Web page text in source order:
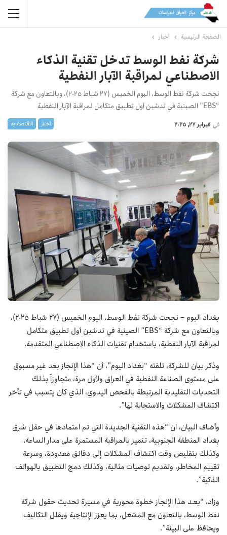
الصفحة الرئيسية أخبار
شركة نفط الوسط تدخل تقنية الذكاء
الاصطناعي لمراقبة الآبار النفطية
نجحت شركة نفط الوسط، اليوم الخميس (27 شباط 2025)، وبالتعاون مع شركة
“EBS” الصينية في تدشين أول تطبيق متكامل لمراقبة الآبار النفطية
أخبار الاقتصادیة في فبراير 27, 2025
بغداد اليوم –
نجحت شركة نفط الوسط، اليوم الخميس (27 شباط 2025)،
وبالتعاون مع شركة “EBS” الصينية في تدشين أول تطبيق متكامل
لمراقبة الآبار النفطية، باستخدام تقنيات الذكاء الاصطناعي المتقدمة.
‏وذكر بيان للشركة، تلقته “بغداد اليوم”، أن “هذا الإنجاز يعد غير مسبوق
على مستوى الصناعة النفطية في العراق ولأول مرة، متجاوزاً بذلك
التحديات التقليدية المرتبطة بالفحص اليدوي، الذي كان يتسبب في تأخر
اكتشاف المشكلات والاستجابة لها”.
وأضاف البيان، ان “هذه التقنية الجديدة التي تم اعتمادها في حقل شرق
بغداد المنطقة الجنوبية، تتميز بالمراقبة المستمرة على مدار الساعة،
وكذلك بتقليص وقت اكتشاف المشكلات إلى دقائق معدودة، وسرعة
تقييم المخاطر، وتقديم توصيات مثالية، وكذلك دمج التطبيق بالهواتف
الذكية”.
وزاد، “يعـد هذا الإنجاز خطوة محورية في مسيرة تحديث حقول شركة
نفط الوسط، بالتعاون مع المشغل، بما يعزز الإنتاجية ويقلل التكاليف
ويحافظ على البيئة”.